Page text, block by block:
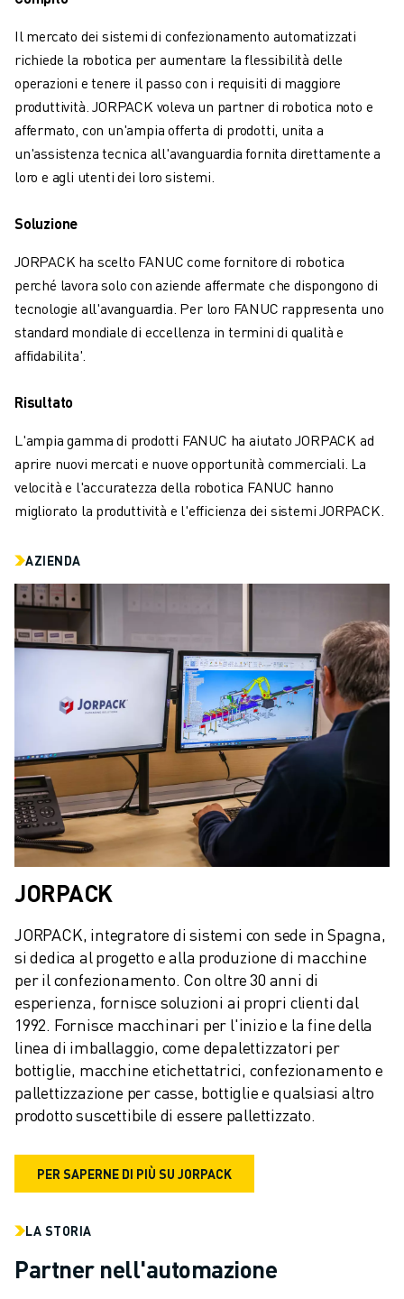
SALDATURA A PUNTI
ISPEZIONE VISIVA
ELETTROEROSIONE A FILO
CASI DI SUCCESSO
SERVIZIO CLIENTI
ASSISTENZA CLIENTI
FANUC PLANS
ASSISTENZA TECNICA REMOTA
RIGENERAZIONE
STRUMENTI DI SERVICE DIGITALI
E-STORE
CENTRO DOWNLOAD " MYFANUC
TRAINING & EDUCATION
SOLUZIONI PER L’INDUSTRIA
SOLUZIONI PER EDUCATION
WORLDSKILLS E GIOVANI TALENTI
NOTIZIE E MEDIA
NOTIZIE E MEDIA
GIORNATE PORTE APERTE
INFORMAZIONI SU FANUC
INFORMAZIONI SU FANUC
FANUC IN EUROPA
SOSTENIBILITÀ
CARRIERA
DAI FORMA AL TUO FUTURO CON FANUC
UNISCITI A NOI " CAREER PORTAL
CONTATTACI
CONTATTI
FILIALI
NOTE LEGALI
Il mercato dei sistemi di confezionamento automatizzati
richiede la robotica per aumentare la flessibilità delle
operazioni e tenere il passo con i requisiti di maggiore
produttività. JORPACK voleva un partner di robotica noto e
affermato, con un'ampia offerta di prodotti, unita a
un'assistenza tecnica all'avanguardia fornita direttamente a
loro e agli utenti dei loro sistemi.
Soluzione
JORPACK ha scelto FANUC come fornitore di robotica
perché lavora solo con aziende affermate che dispongono di
tecnologie all'avanguardia. Per loro FANUC rappresenta uno
standard mondiale di eccellenza in termini di qualità e
affidabilita'.
Risultato
L'ampia gamma di prodotti FANUC ha aiutato JORPACK ad
aprire nuovi mercati e nuove opportunità commerciali. La
velocità e l'accuratezza della robotica FANUC hanno
migliorato la produttività e l'efficienza dei sistemi JORPACK.
AZIENDA
JORPACK
JORPACK, integratore di sistemi con sede in Spagna,
si dedica al progetto e alla produzione di macchine
per il confezionamento. Con oltre 30 anni di
esperienza, fornisce soluzioni ai propri clienti dal
1992. Fornisce macchinari per l'inizio e la fine della
linea di imballaggio, come depalettizzatori per
bottiglie, macchine etichettatrici, confezionamento e
pallettizzazione per casse, bottiglie e qualsiasi altro
prodotto suscettibile di essere pallettizzato.
PER SAPERNE DI PIÙ SU JORPACK
LA STORIA
Partner nell'automazione